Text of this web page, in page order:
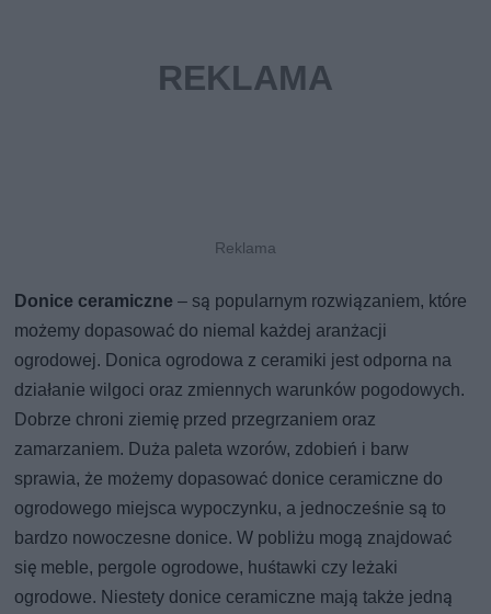
Donice ceramiczne – są popularnym rozwiązaniem, które
możemy dopasować do niemal każdej aranżacji
ogrodowej. Donica ogrodowa z ceramiki jest odporna na
działanie wilgoci oraz zmiennych warunków pogodowych.
Dobrze chroni ziemię przed przegrzaniem oraz
zamarzaniem. Duża paleta wzorów, zdobień i barw
sprawia, że możemy dopasować donice ceramiczne do
ogrodowego miejsca wypoczynku, a jednocześnie są to
bardzo nowoczesne donice. W pobliżu mogą znajdować
się meble, pergole ogrodowe, huśtawki czy leżaki
ogrodowe. Niestety donice ceramiczne mają także jedną